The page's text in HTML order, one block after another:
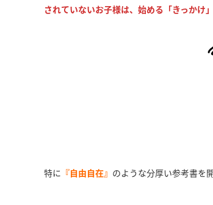
されていないお子様は、始める「きっかけ
特に 『自由自在』 のような分厚い参考書を